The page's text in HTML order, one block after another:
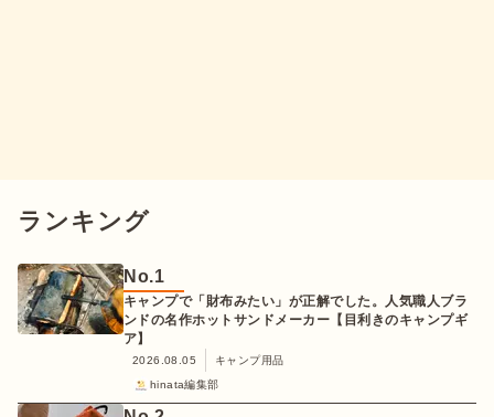
ランキング
No.1
キャンプで「財布みたい」が正解でした。人気職人ブラ
ンドの名作ホットサンドメーカー【目利きのキャンプギ
ア】
2026.08.05
キャンプ用品
hinata編集部